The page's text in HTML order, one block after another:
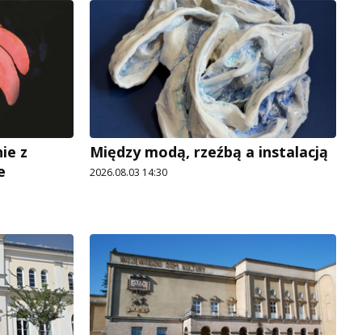
z
Między modą, rzeźbą a instalacją
2026.08.03 14:30